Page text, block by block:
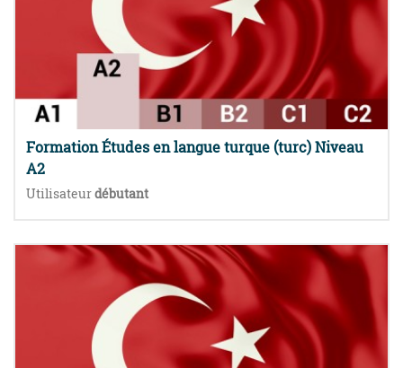
Formation Études en langue turque (turc) Niveau
A2
Utilisateurdébutant